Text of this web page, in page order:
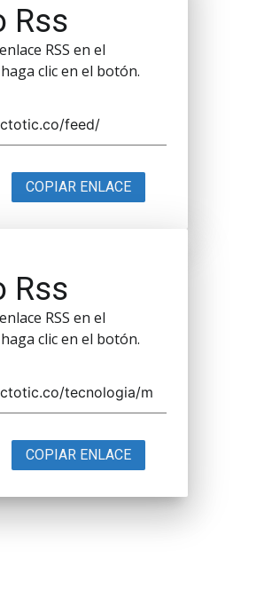
Rss
RSS en el
clic en el botón.
COPIAR ENLACE
Rss
RSS en el
clic en el botón.
COPIAR ENLACE